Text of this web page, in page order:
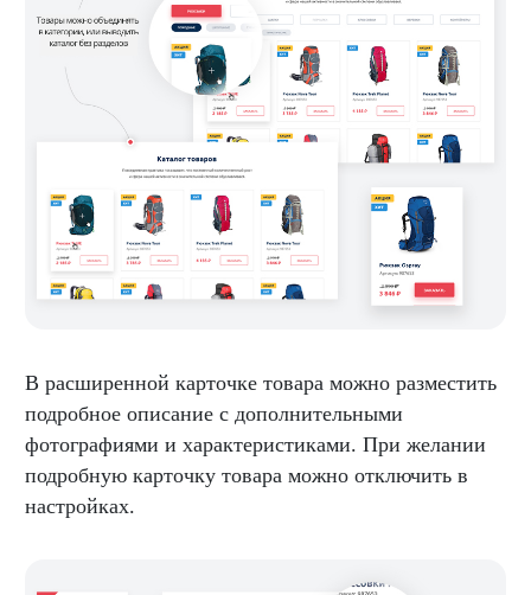
В расширенной карточке товара можно разместить
подробное описание с дополнительными
фотографиями и характеристиками. При желании
подробную карточку товара можно отключить в
настройках.